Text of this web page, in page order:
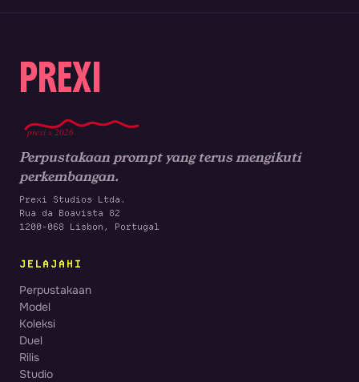
PREXI
prexi x 2026
Perpustakaan prompt yang terus mengikuti
perkembangan.
Prexi Studios Ltda.
Rua da Boavista 82
1200-068 Lisbon, Portugal
JELAJAHI
Perpustakaan
Model
Koleksi
Duel
Rilis
Studio